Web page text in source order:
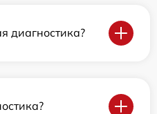
диагностика?